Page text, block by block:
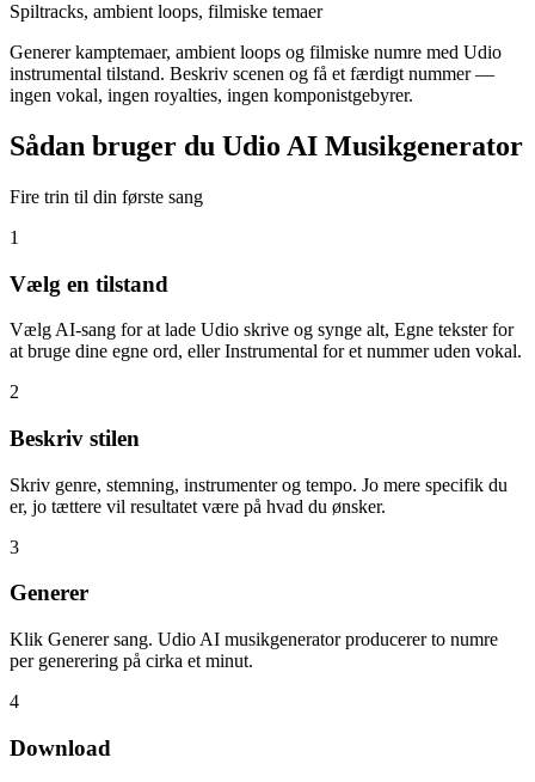
Spiltracks, ambient loops, filmiske temaer
Generer kamptemaer, ambient loops og filmiske numre med Udio
instrumental tilstand. Beskriv scenen og få et færdigt nummer —
ingen vokal, ingen royalties, ingen komponistgebyrer.
Sådan bruger du Udio AI Musikgenerator
Fire trin til din første sang
1
Vælg en tilstand
Vælg AI-sang for at lade Udio skrive og synge alt, Egne tekster for
at bruge dine egne ord, eller Instrumental for et nummer uden vokal.
2
Beskriv stilen
Skriv genre, stemning, instrumenter og tempo. Jo mere specifik du
er, jo tættere vil resultatet være på hvad du ønsker.
3
Generer
Klik Generer sang. Udio AI musikgenerator producerer to numre
per generering på cirka et minut.
4
Download